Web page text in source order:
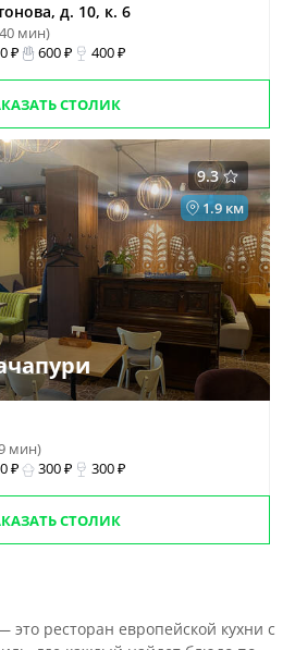
д. 10, к. 6
мин)
₽ 600 ₽ 400 ₽
СТОЛИК
9.3
1.9 км
мин)
₽ 300 ₽ 300 ₽
СТОЛИК
ресторан европейской кухни с